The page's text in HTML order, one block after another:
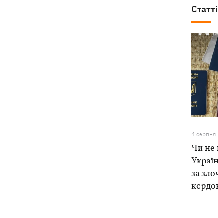
4 серпня
Чи не
за